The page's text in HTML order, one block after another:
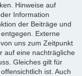
Hinweise auf
Information
der Beiträge und
Externe
uns zum Zeitpunkt
auf eine nachträgliche
Gleiches gilt für
ist. Auch